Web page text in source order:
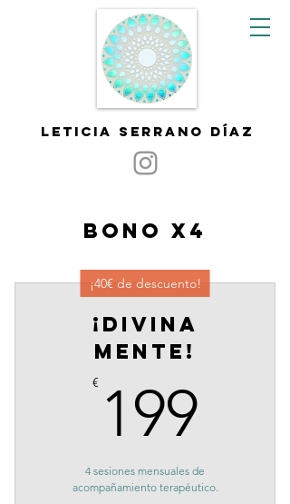
Leticia serrano díaz
bono x4
¡40€ de descuento!
¡DIVINA
MENTE!
€ 199
4 sesiones mensuales de
acompañamiento terapéutico.